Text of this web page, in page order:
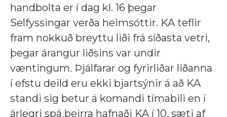
handbolta er í dag kl. 16 þegar
Selfyssingar verða heimsóttir. KA teflir
fram nokkuð breyttu liði frá síðasta vetri,
þegar árangur liðsins var undir
væntingum. Þjálfarar og fyrirliðar liðanna
í efstu deild eru ekki bjartsýnir á að KA
standi sig betur á komandi tímabili en í
árlegri spá þeirra hafnaði KA í 10. sæti af